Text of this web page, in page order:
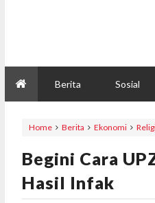
Berita Sosial
Home Berita Ekonomi
Begini Cara
Hasil Infak